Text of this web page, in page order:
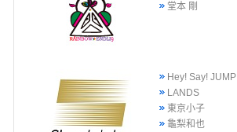
堂本 剛
Hey! Say! JUMP
LANDS
東京小子
龜梨和也